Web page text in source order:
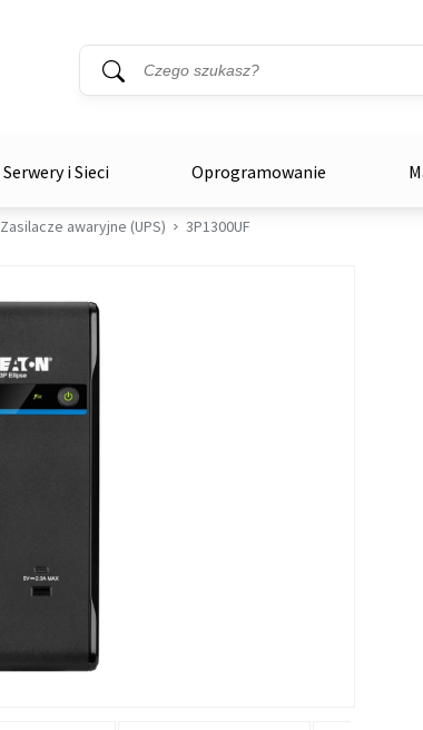
Wyszukiwarka
Słowo kluczowe
Serwery i Sieci Oprogramowanie
Zasilacze awaryjne (UPS) 3P1300UF